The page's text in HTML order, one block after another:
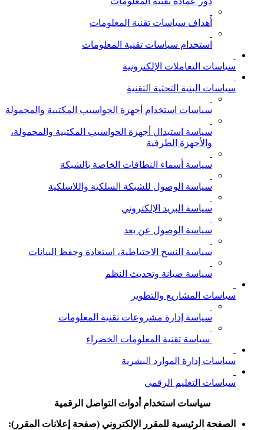
أهداف سياسات تقنية المعلومات
استخدام سياسات تقنية المعلومات
سياسات التعاملات الإلكترونية
سياسات البنية التحتية التقنية
سياسات استخدام أجهزة الحواسيب المكتبية والمحمولة
سياسة استبدال أجهزة الحواسيب المكتبية والمحمولة،
والأجهزة الطرفية
سياسة أسماء النطاقات الخاصة بالشبكة
سياسة الوصول للشبكة السلكية واللاسلكية
سياسة البريد الإلكتروني
سياسة الوصول عن بعد
سياسة النسخ الاحتياطية، استعادة وحفظ البيانات
سياسة صيانة وتحديث النظم
سياسات المشاريع والتطوير
سياسة إدارة مشروعات تقنية المعلومات
سياسة تقنية المعلومات الخضراء
سياسات إدارة الموارد البشرية
سياسات التعليم الرقمي
سياسات استخدام أدوات التواصل الرقمية
الصفحة الرئيسية للمقرر الإلكتروني (صفحة إعلانات المقرر ):